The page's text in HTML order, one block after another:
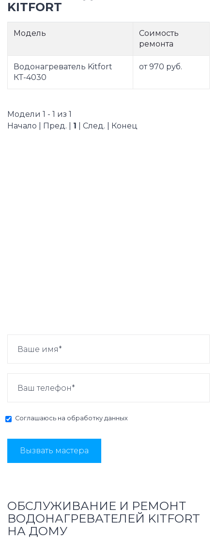
KITFORT
Модель
Соимость
ремонта
Водонагреватель Kitfort
КТ-4030
от 970 руб.
Модели 1 - 1 из 1
Начало | Пред. | 1 | След. | Конец
Соглашаюсь на обработку данных
Вызвать мастера
ОБСЛУЖИВАНИЕ И РЕМОНТ
ВОДОНАГРЕВАТЕЛЕЙ KITFORT
НА ДОМУ